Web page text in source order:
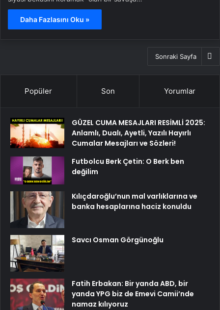
Daha Fazlasını Oku »
Sonraki Sayfa
Popüler Son Yorumlar
GÜZEL CUMA MESAJLARI RESİMLİ 2025:
Anlamlı, Dualı, Ayetli, Yazılı Hayırlı
Cumalar Mesajları ve Sözleri!
Futbolcu Berk Çetin: O Berk ben
değilim
Kılıçdaroğlu’nun mal varlıklarına ve
banka hesaplarına haciz konuldu
Savcı Osman Görgünoğlu
Fatih Erbakan: Bir yanda ABD, bir
yanda YPG biz de Emevi Camii’nde
namaz kılıyoruz